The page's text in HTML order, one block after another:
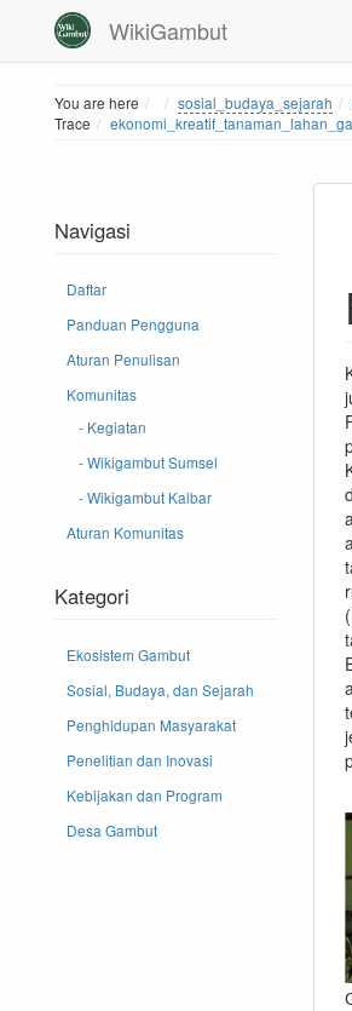
WikiGambut
You are here Home
sosial_budaya_sejarah
Trace
Navigasi
Daftar
Panduan Pengguna
Aturan Penulisan
Komunitas
- Kegiatan
- Wikigambut Sumsel
- Wikigambut Kalbar
Aturan Komunitas
Kategori
Ekosistem Gambut
Sosial, Budaya, dan Sejarah
Penghidupan Masyarakat
Penelitian dan Inovasi
Kebijakan dan Program
Desa Gambut